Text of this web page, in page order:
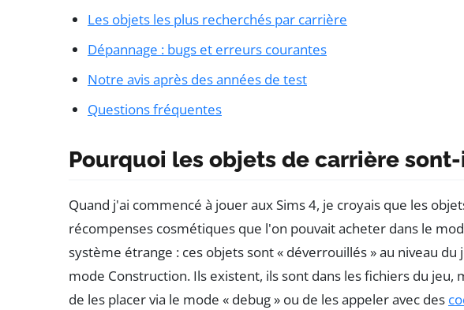
Les objets les plus recherchés par carrière
Dépannage : bugs et erreurs courantes
Notre avis après des années de test
Questions fréquentes
Pourquoi les objets de carrière
Quand j'ai commencé à jouer aux Sims 4, je croyais que les
récompenses cosmétiques que l'on pouvait acheter dans le
système étrange : ces objets sont « déverrouillés » au niveau du
mode Construction. Ils existent, ils sont dans les fichiers du jeu,
de les placer via le mode « debug » ou de les appeler avec des